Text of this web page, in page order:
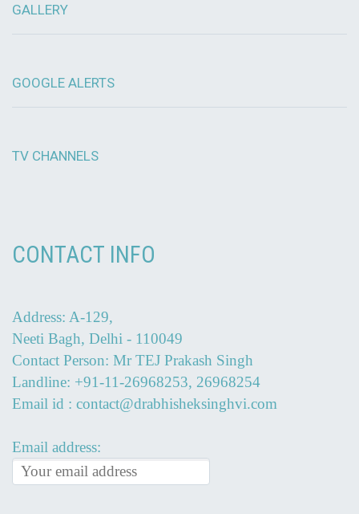
GALLERY
GOOGLE ALERTS
TV CHANNELS
CONTACT INFO
Address: A-129,
Neeti Bagh, Delhi - 110049
Contact Person: Mr TEJ Prakash Singh
Landline: +91-11-26968253, 26968254
Email id : contact@drabhisheksinghvi.com
Email address: